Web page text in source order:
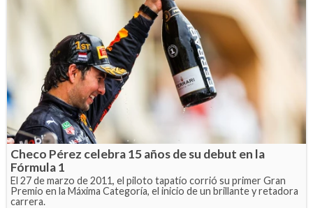
Checo Pérez celebra 15 años de su debut en la
Fórmula 1
El 27 de marzo de 2011, el piloto tapatío corrió su primer Gran
Premio en la Máxima Categoría, el inicio de un brillante y retadora
carrera.